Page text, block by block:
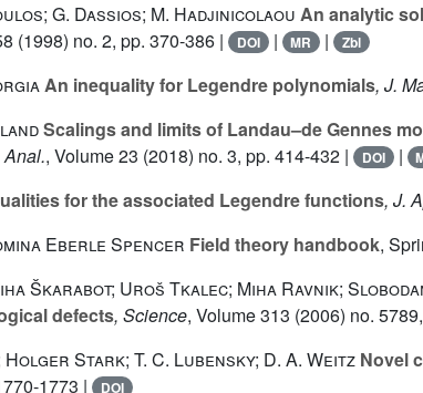
G. Dassios; M. Hadjinicolaou An analytic
(1998) no. 2, pp. 370-386 | DOI | MR | Zbl
An inequality for Legendre polynomials, J.
Scalings and limits of Landau–de Gennes
, Volume 23 (2018) no. 3, pp. 414-432 | DOI |
for the associated Legendre functions, J.
Eberle Spencer Field theory handbook,
Škarabot; Uroš Tkalec; Miha Ravnik;
defects, Science, Volume 313 (2006) no.
Stark; T. C. Lubensky; D. A. Weitz Novel
1773 |
DOI